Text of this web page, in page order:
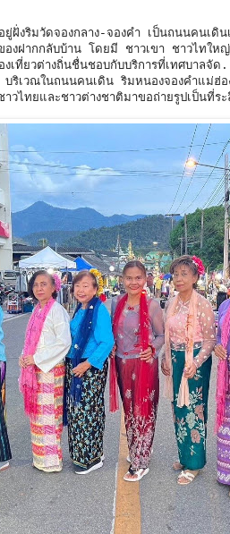
ริมวัดจองกลาง-จองคำ เป็นถนนคนเดิน
งฝากกลับบ้าน โดยมี ชาวเขา ชาวไทให
ที่ยวต่างถิ่นชื่นชอบกับบริการที่เทศบาลจั
ริเวณในถนนคนเดิน ริมหนองจองคำแม่ฮ่
ไทยและชาวต่างชาติมาขอถ่ายรูปเป็นที่ระ